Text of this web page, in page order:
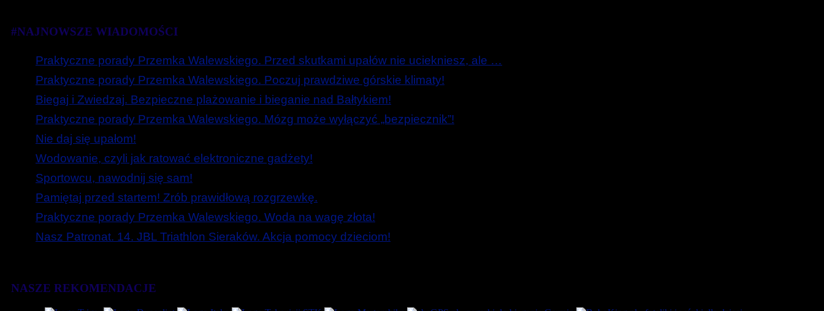
#NAJNOWSZE WIADOMOŚCI
Praktyczne porady Przemka Walewskiego. Przed skutkami upałów nie uciekniesz, ale …
Praktyczne porady Przemka Walewskiego. Poczuj prawdziwe górskie klimaty!
Biegaj i Zwiedzaj. Bezpieczne plażowanie i bieganie nad Bałtykiem!
Praktyczne porady Przemka Walewskiego. Mózg może wyłączyć „bezpiecznik”!
Nie daj się upałom!
Wodowanie, czyli jak ratować elektroniczne gadżety!
Sportowcu, nawodnij się sam!
Pamiętaj przed startem! Zrób prawidłową rozgrzewkę.
Praktyczne porady Przemka Walewskiego. Woda na wagę złota!
Nasz Patronat. 14. JBL Triathlon Sieraków. Akcja pomocy dzieciom!
NASZE REKOMENDACJE